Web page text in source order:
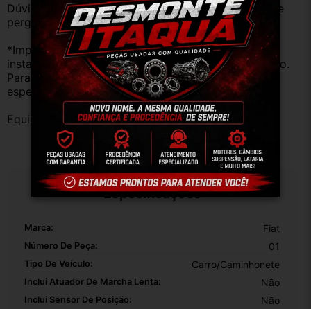
Dúvidas sobre uso ou aplicação, utilizar o campo de
perguntas;
*Importante: Não nos responsabilizamos por
instalações inadequadas ou uso indevido do produto.
Para evitar problemas, consulte um profissional
especializado.
Equipe DESMONTE ARUJÁ.
Especificações
Marca: Fiat
Número De Peça: 01
Tipo De Veículo: Carro/Caminhonete
Inclui Atuador De Marcha Lenta: Não
Inclui Sensor De Posição: Não